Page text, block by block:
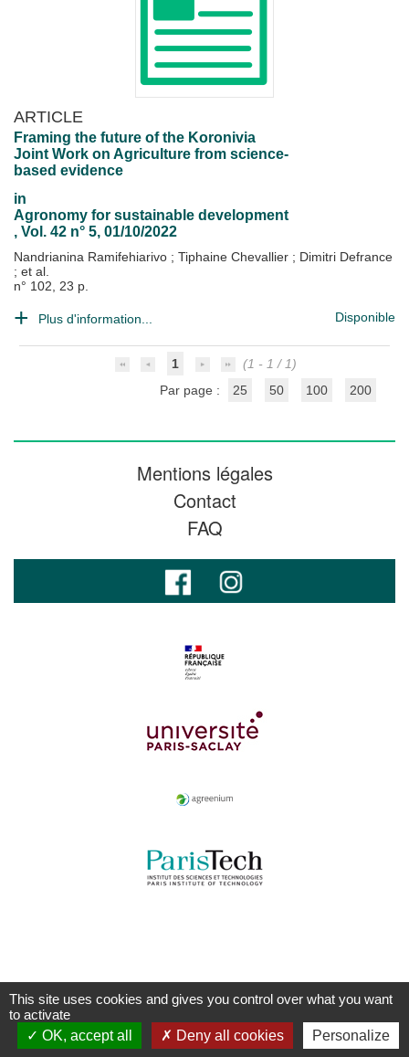
ARTICLE
Framing the future of the Koronivia
Joint Work on Agriculture from science-
based evidence
in
Agronomy for sustainable development
, Vol. 42 n° 5, 01/10/2022
Nandrianina Ramifehiarivo ; Tiphaine Chevallier ; Dimitri Defrance
; et al.
n° 102, 23 p.
Plus d'information... Disponible
1
(1 - 1 / 1)
Par page :
25 50 100 200
Mentions légales
Contact
FAQ
This site uses cookies and gives you control over what you want
to activate
OK, accept all
Deny all cookies Personalize